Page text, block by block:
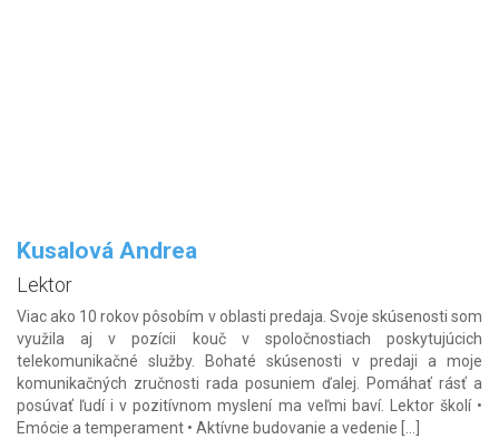
Kusalová Andrea
Lektor
Viac ako 10 rokov pôsobím v oblasti predaja. Svoje skúsenosti som
využila aj v pozícii kouč v spoločnostiach poskytujúcich
telekomunikačné služby. Bohaté skúsenosti v predaji a moje
komunikačných zručnosti rada posuniem ďalej. Pomáhať rásť a
posúvať ľudí i v pozitívnom myslení ma veľmi baví. Lektor školí •
Emócie a temperament • Aktívne budovanie a vedenie […]